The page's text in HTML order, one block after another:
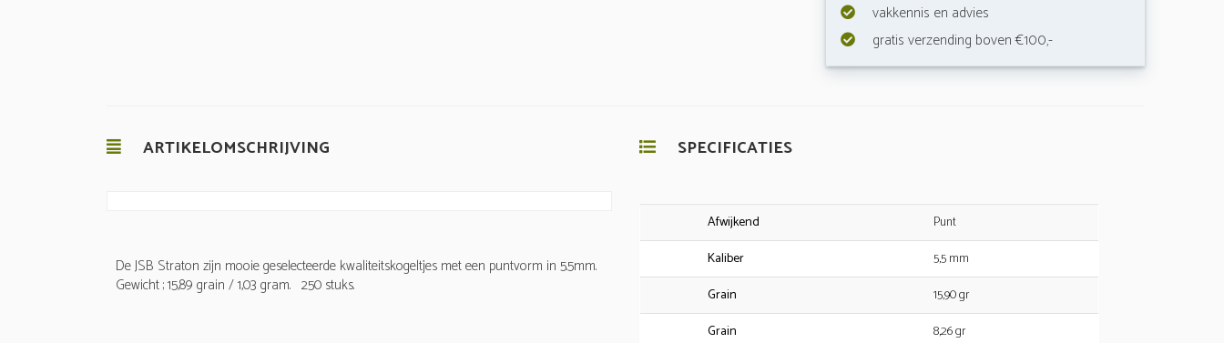
vakkennis en advies
gratis verzending boven €100,-
ARTIKELOMSCHRIJVING
De JSB Straton zijn mooie geselecteerde kwaliteitskogeltjes met een puntvorm in 5.5mm.
Gewicht ; 15,89 grain / 1,03 gram. 250 stuks.
SPECIFICATIES
Afwijkend
Punt
Kaliber
5,5 mm
Grain
15,90 gr
Grain
8,26 gr